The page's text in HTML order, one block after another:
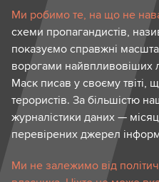
Ми робимо те, на що не
схеми пропагандистів,
показуємо справжні
ворогами найвпливовіших
Маск писав у своєму твіті,
терористів. За більшістю
журналістики даних —
перевірених джерел
Ми не залежимо від